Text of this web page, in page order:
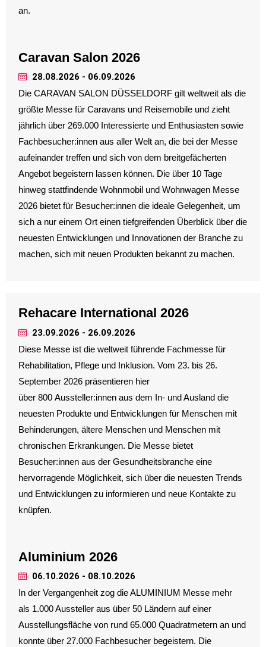
an.
Caravan Salon 2026
28.08.2026 - 06.09.2026
Die CARAVAN SALON DÜSSELDORF gilt weltweit als die
größte Messe für Caravans und Reisemobile und zieht
jährlich über 269.000 Interessierte und Enthusiasten sowie
Fachbesucher:innen aus aller Welt an, die bei der Messe
aufeinander treffen und sich von dem breitgefächerten
Angebot begeistern lassen können. Die über 10 Tage
hinweg stattfindende Wohnmobil und Wohnwagen Messe
2026 bietet für Besucher:innen die ideale Gelegenheit, um
sich a nur einem Ort einen tiefgreifenden Überblick über die
neuesten Entwicklungen und Innovationen der Branche zu
machen, sich mit neuen Produkten bekannt zu machen.
Rehacare International 2026
23.09.2026 - 26.09.2026
Diese Messe ist die weltweit führende Fachmesse für
Rehabilitation, Pflege und Inklusion. Vom 23. bis 26.
September 2026 präsentieren hier
über 800 Aussteller:innen aus dem In- und Ausland die
neuesten Produkte und Entwicklungen für Menschen mit
Behinderungen, ältere Menschen und Menschen mit
chronischen Erkrankungen. Die Messe bietet
Besucher:innen aus der Gesundheitsbranche eine
hervorragende Möglichkeit, sich über die neuesten Trends
und Entwicklungen zu informieren und neue Kontakte zu
knüpfen.
Aluminium 2026
06.10.2026 - 08.10.2026
In der Vergangenheit zog die ALUMINIUM Messe mehr
als 1.000 Aussteller aus über 50 Ländern auf einer
Ausstellungsfläche von rund 65.000 Quadratmetern an und
konnte über 27.000 Fachbesucher begeistern. Die